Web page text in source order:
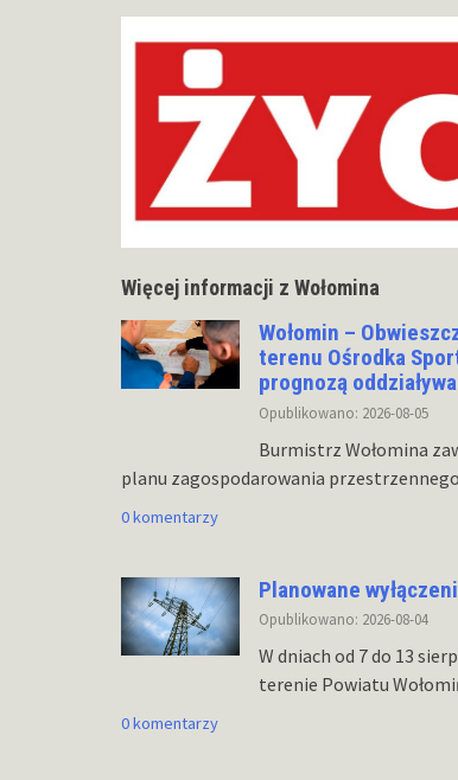
Więcej informacji z Wołomina
Wołomin –
terenu Ośrodka
prognozą
Opublikowano: 2026-08-05
Burmistrz Wołomina
planu zagospodarowania
0 komentarzy
Planowane
Opublikowano: 2026-08-04
W dniach od 7 do 13
terenie Powiatu
0 komentarzy